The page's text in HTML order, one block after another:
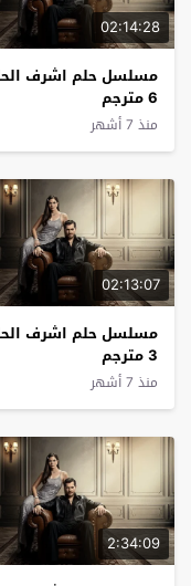
02:14:28
مسلسل حلم اشرف
6 مترجم
منذ 7 أشهر
02:13:07
مسلسل حلم اشرف
3 مترجم
منذ 7 أشهر
2:34:09